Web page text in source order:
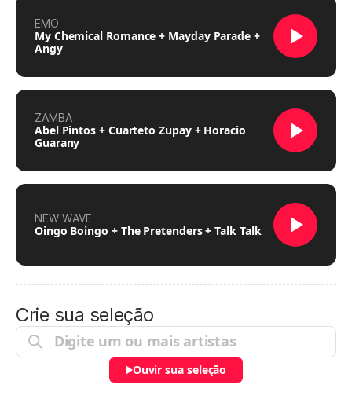
EMO
My Chemical Romance + Mayday Parade +
Angy
ZAMBA
Abel Pintos + Cuarteto Zupay + Horacio
Guarany
NEW WAVE
Oingo Boingo + The Pretenders + Talk Talk
Crie sua seleção
Ouvir sua seleção